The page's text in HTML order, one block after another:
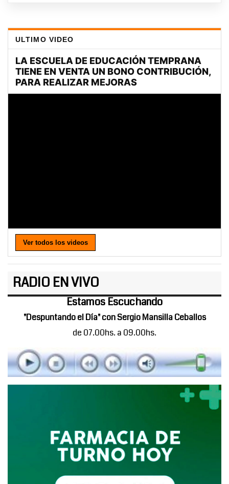
ULTIMO VIDEO
Ver todos los videos
RADIO EN VIVO
Estamos Escuchando
"Despuntando el Día" con Sergio Mansilla Ceballos
de 07.00hs. a 09.00hs.